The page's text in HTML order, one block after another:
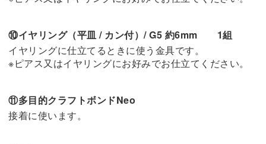
⑩イヤリング（平皿 / カン付）/ G5 約6mm 1組
イヤリングに仕立てるときに使う金具です。
※ピアス又はイヤリングにお好みでお仕立てください。
⑪多目的クラフトボンドNeo
接着に使います。